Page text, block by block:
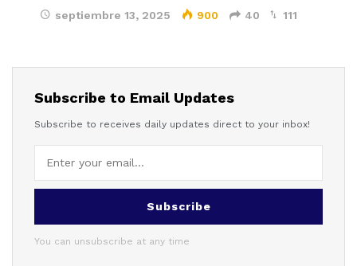
septiembre 13, 2025 900 40 111
Subscribe to Email Updates
Subscribe to receives daily updates direct to your inbox!
Subscribe
You can unsubscribe at any time